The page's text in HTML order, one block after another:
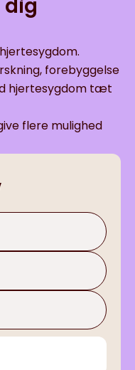
dig
forebyggelse
hjertesygdom tæt
flere mulighed